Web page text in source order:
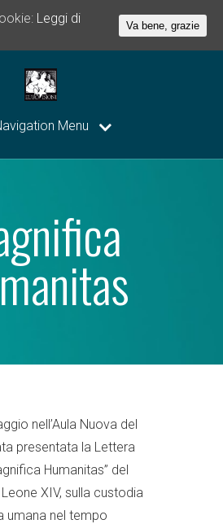
Menu
nell’Aula Nuova del
presentata la Lettera
Humanitas” del
XIV, sulla custodia
umana nel tempo
Leggi di
Va bene, grazie